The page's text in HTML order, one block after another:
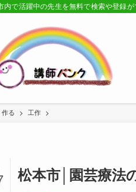
内で活躍中の先生を無料で検索や登録
作る 工作
松本市│園芸療法